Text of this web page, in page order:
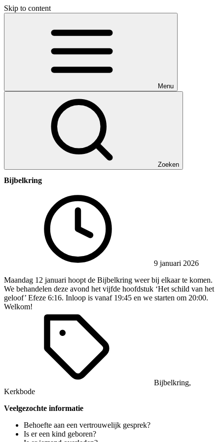
Skip to content
Menu
Zoeken
Bijbelkring
9 januari 2026
Maandag 12 januari hoopt de Bijbelkring weer bij elkaar te komen.
We behandelen deze avond het vijfde hoofdstuk ‘Het schild van het
geloof’ Efeze 6:16. Inloop is vanaf 19:45 en we starten om 20:00.
Welkom!
Bijbelkring,
Kerkbode
Veelgezochte informatie
Behoefte aan een vertrouwelijk gesprek?
Is er een kind geboren?